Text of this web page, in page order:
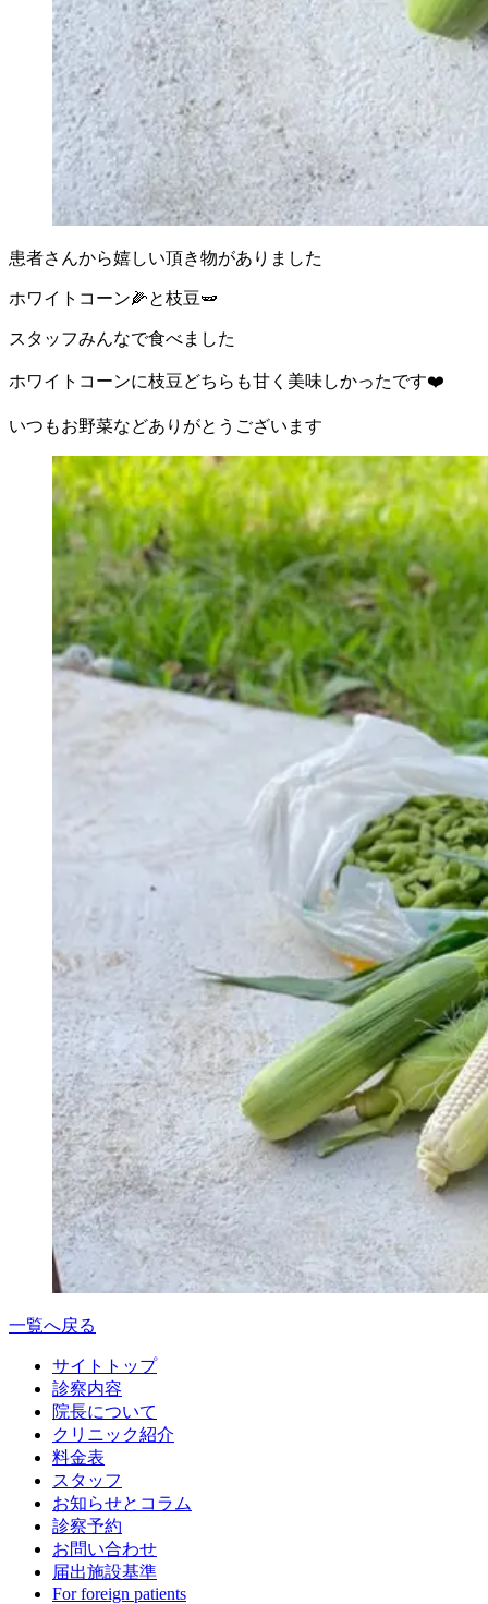
患者さんから嬉しい頂き物がありました
ホワイトコーン🌽と枝豆🫛
スタッフみんなで食べました
ホワイトコーンに枝豆どちらも甘く美味しかったです❤️
いつもお野菜などありがとうございます
一覧へ戻る
サイトトップ
診察内容
院長について
クリニック紹介
料金表
スタッフ
お知らせとコラム
診察予約
お問い合わせ
届出施設基準
For foreign patients